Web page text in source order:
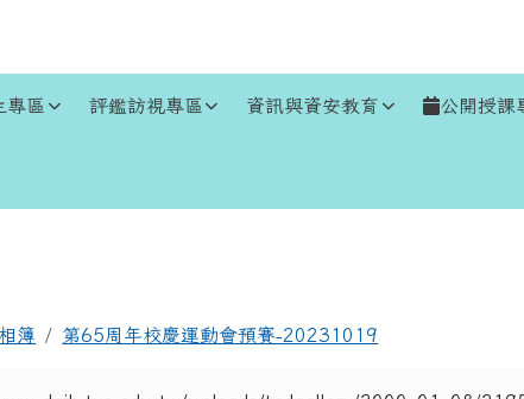
專區 評鑑訪視專區 資訊與資安教育 公開授課
簿 第65周年校慶運動會預賽-20231019